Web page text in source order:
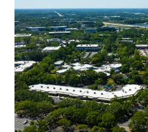
pace, providing an
owner.
ABUNDANT PARKING
699 parking spaces
acres parcel across
parking ratio.
IMMEDIATE HIGHWAY
CONNECTIVITY AND
The Property offers